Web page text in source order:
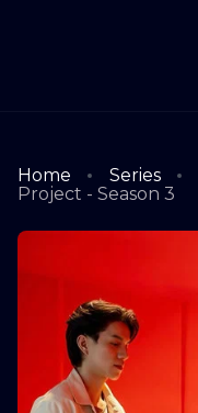
Home Series
Project - Season 3